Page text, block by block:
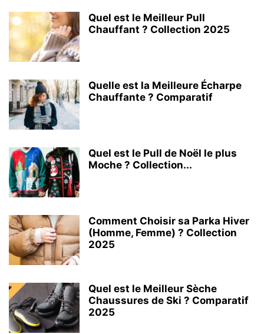
Quel est le Meilleur Pull
Chauffant ? Collection 2025
Quelle est la Meilleure Écharpe
Chauffante ? Comparatif
Quel est le Pull de Noël le plus
Moche ? Collection...
Comment Choisir sa Parka Hiver
(Homme, Femme) ? Collection
2025
Quel est le Meilleur Sèche
Chaussures de Ski ? Comparatif
2025